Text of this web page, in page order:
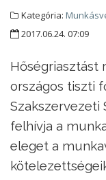
Kategória:
2017.06.24. 07:09
Hőségriasztást
országos tiszti
Szakszervezeti
felhívja a
eleget a